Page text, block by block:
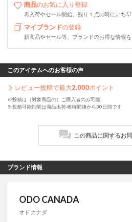
商品のお気に入り登録
再入荷やセール開始、残り１点の時にいち
マイブランドの登録
新商品やセール等、ブランドのお得な情報
このアイテムへのお客様の声
レビュー投稿で最大2,000ポイント
※投稿は（対象商品の）ご購入者のみ可能
※投稿可能期間は商品出荷48時間後から30日間です
この商品に関するお
ブランド情報
ODO CANADA
オド カナダ